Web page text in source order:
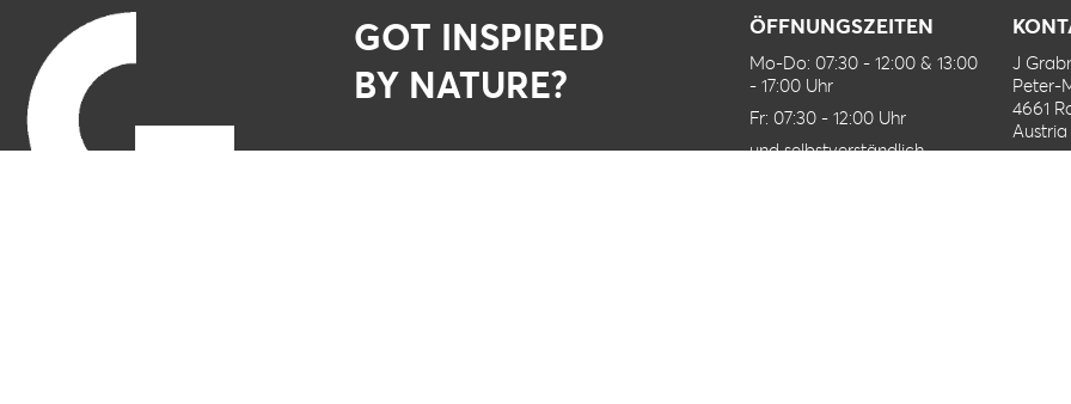
GOT INSPIRED
BY NATURE?
ÖFFNUNGSZEITEN
Mo-Do: 07:30 - 12:00 & 13:00
- 17:00 Uhr
Fr: 07:30 - 12:00 Uhr
und selbstverständlich
J
Peter-
4661
Austria